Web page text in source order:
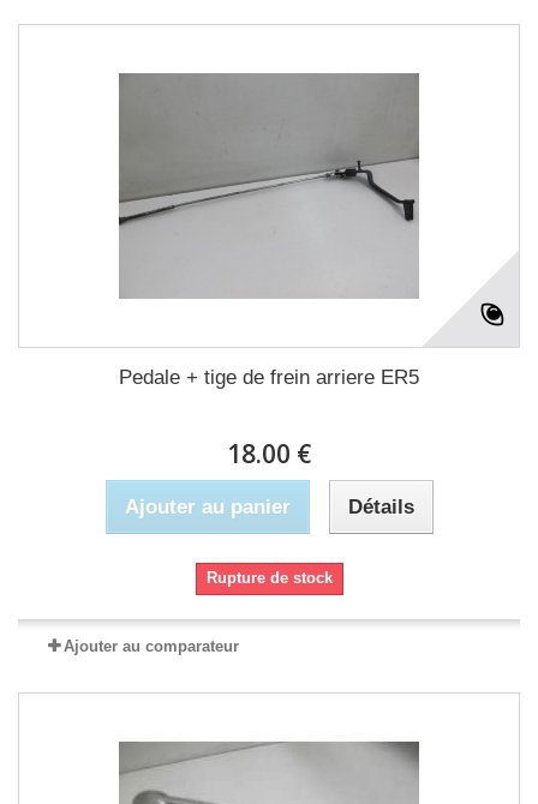
Pedale + tige de frein arriere ER5
18.00 €
Ajouter au panier Détails
Rupture de stock
Ajouter au comparateur